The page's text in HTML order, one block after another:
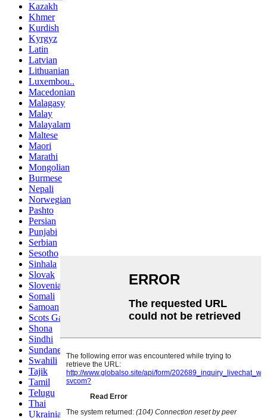
Kazakh
Khmer
Kurdish
Kyrgyz
Latin
Latvian
Lithuanian
Luxembou..
Macedonian
Malagasy
Malay
Malayalam
Maltese
Maori
Marathi
Mongolian
Burmese
Nepali
Norwegian
Pashto
Persian
Punjabi
Serbian
Sesotho
Sinhala
Slovak
Slovenian
Somali
Samoan
Scots Gaelic
Shona
Sindhi
Sundanese
Swahili
Tajik
Tamil
Telugu
Thai
Ukrainian